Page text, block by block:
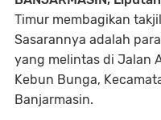
Timur membagikan
Sasarannya adalah
yang melintas di Jalan
Kebun Bunga,
Banjarmasin.